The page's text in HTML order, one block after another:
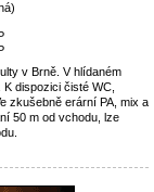
v Brně. V hlídaném
dispozici čisté WC,
zkušebně erární PA, mix a
50 m od vchodu, lze